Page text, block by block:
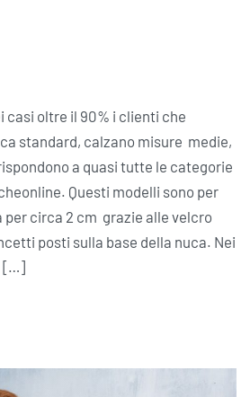
casi oltre il 90% i clienti che
standard, calzano misure medie,
a quasi tutte le categorie
Questi modelli sono per
circa 2 cm grazie alle velcro
posti sulla base della nuca. Nei
[…]